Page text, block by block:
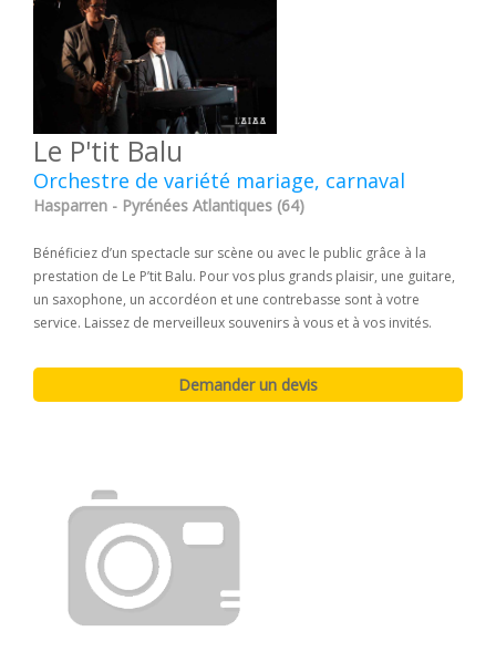
Le P'tit Balu
Orchestre de variété mariage, carnaval
Hasparren - Pyrénées Atlantiques (64)
Bénéficiez d’un spectacle sur scène ou avec le public grâce à la
prestation de Le P’tit Balu. Pour vos plus grands plaisir, une guitare,
un saxophone, un accordéon et une contrebasse sont à votre
service. Laissez de merveilleux souvenirs à vous et à vos invités.